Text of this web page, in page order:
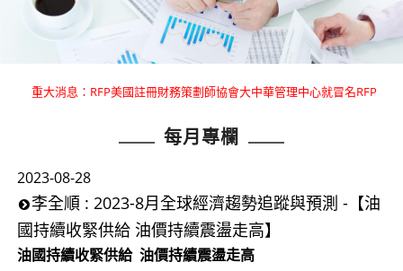
重大消息：RFP美國註冊財務策劃師協會大中華管理中心就冒名RFP
重大消息：RFP美國註冊財務策劃師協會大中華管理中心就冒名RFP
每月專欄
2023-08-28
李全順 : 2023-8月全球經濟趨勢追蹤與預測 -【油
國持續收緊供給 油價持續震盪走高】
油國持續收緊供給 油價持續震盪走高